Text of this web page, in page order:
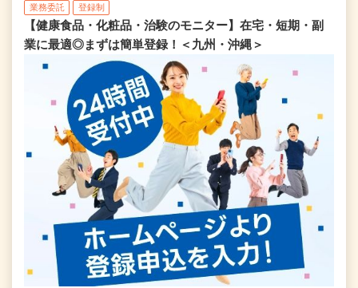
業務委託 登録制
【健康食品・化粧品・治験のモニター】在宅・短期・副
業に最適◎まずは簡単登録！＜九州・沖縄＞